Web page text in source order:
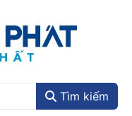
Tìm kiếm